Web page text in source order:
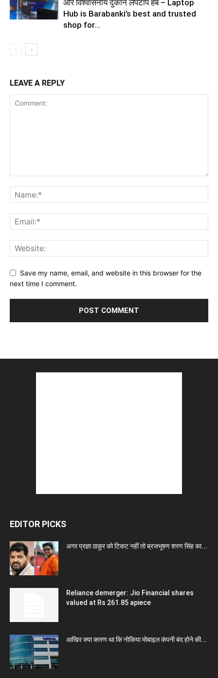
और विश्वासनीय दुकान लैपटाप हब – Laptop
Hub is Barabanki’s best and trusted
shop for...
LEAVE A REPLY
Save my name, email, and website in this browser for the
next time I comment.
EDITOR PICKS
अगर प्रज्ञा ठाकुर को टिकट नहीं तो ब्रजभूषण शरण सिंह का...
Reliance demerger: Jio Financial shares
valued at Rs 261.85 apiece
आखिर क्या कारण था कि नोकिया मोबाइल कंपनी बंद होने की...